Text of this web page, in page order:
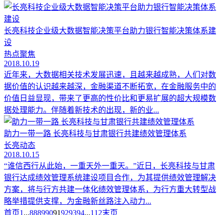
长亮科技企业级大数据智能决策平台助力银行智能决策体系建
设
热点聚焦
2018.10.19
近年来，大数据相关技术发展迅速，且越来越成熟，人们对数
据价值的认识越来越深，金融渠道不断拓宽，在金融服务中的
价值日益显现，带来了更高的性价比和更易扩展的超大规模数
据处理能力。伴随着新技术的出现，新的业...
助力一带一路 长亮科技与甘肃银行共建绩效管理体系
长亮动态
2018.10.15
“谁信西行从此始，一重天外一重天。”近日，长亮科技与甘肃
银行达成绩效管理系统建设项目合作，为其提供绩效管理解决
方案，将与行方共建一体化绩效管理体系，为行方重大转型战
略举措提供支撑，为金融新丝路注入动力...
首页1 ...88899091929394...112末页